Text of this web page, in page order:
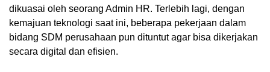
dikuasai oleh seorang Admin HR. Terlebih lagi, dengan
kemajuan teknologi saat ini, beberapa pekerjaan dalam
bidang SDM perusahaan pun dituntut agar bisa dikerjakan
secara digital dan efisien.